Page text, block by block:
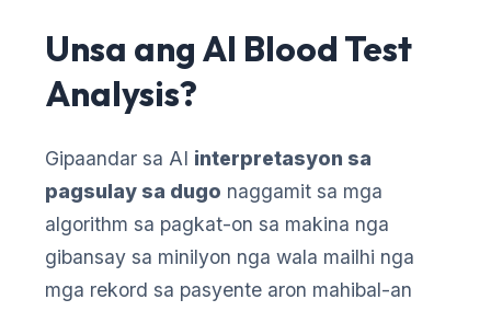
Unsa ang AI Blood Test
Analysis?
Gipaandar sa AI interpretasyon sa
pagsulay sa dugo naggamit sa mga
algorithm sa pagkat-on sa makina nga
gibansay sa minilyon nga wala mailhi nga
mga rekord sa pasyente aron mahibal-an